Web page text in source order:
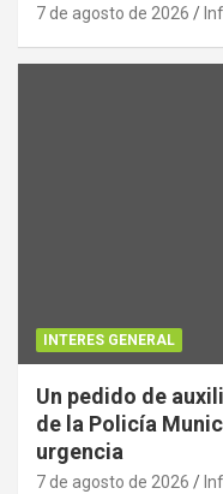
7 de agosto de 2026
INTERES GENERAL
Un pedido de
de la Policía
urgencia
7 de agosto de 2026